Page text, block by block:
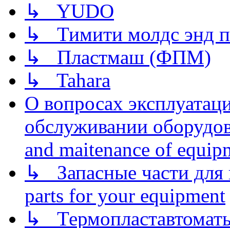
↳ YUDO
↳ Тимити молдс энд
↳ Пластмаш (ФПМ)
↳ Tahara
О вопросах
обслуживании
and maitenance of
↳ Запасные части для
parts for your equipment
↳